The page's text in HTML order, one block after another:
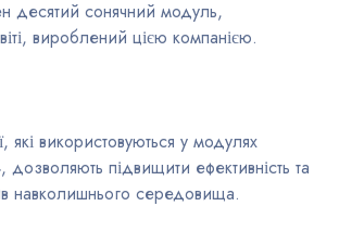
десятий сонячний модуль,
вироблений цією компанією.
які використовуються у модулях
, дозволяють підвищити ефективність та
навколишнього середовища.